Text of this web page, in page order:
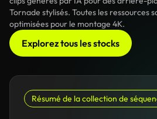
Tornade stylisés. Toutes les ressources
optimisées pour le montage 4K.
Explorez tous les stocks
Résumé de la collection de